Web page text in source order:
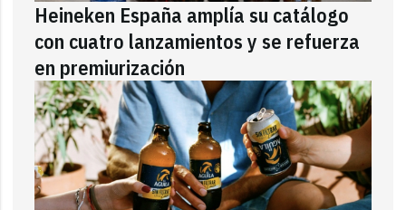
Heineken España amplía su catálogo
con cuatro lanzamientos y se refuerza
en premiurización